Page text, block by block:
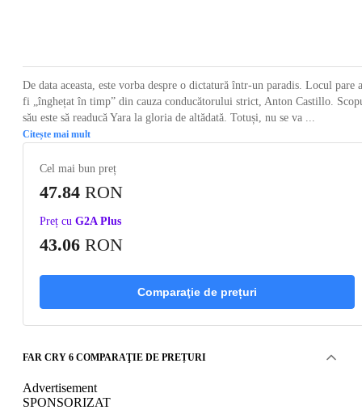
De data aceasta, este vorba despre o dictatură într-un paradis. Locul pare a
fi „înghețat în timp” din cauza conducătorului strict, Anton Castillo.
său este să readucă Yara la gloria de altădată. Totuși, nu se va ...
Citește mai mult
Cel mai bun preț
47.84 RON
Preț cu G2A Plus
43.06 RON
Comparaţie de prețuri
FAR CRY 6 COMPARAŢIE DE PREȚURI
Advertisement
SPONSORIZAT